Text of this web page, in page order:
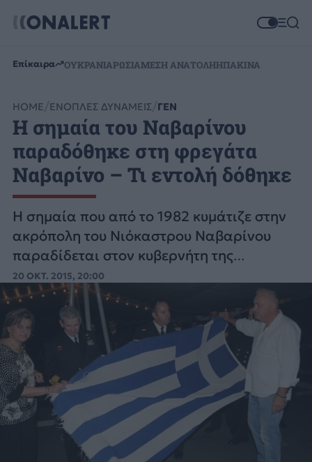
Επίκαιρα ΟΥΚΡΑΝΙΑΡΩΣΙΑΜΕΣΗ ΑΝΑΤΟΛΗΗΠΑΚΙΝΑ
HOME ΕΝΟΠΛΕΣ ΔΥΝΑΜΕΙΣ ΓΕΝ
Η σημαία του Ναβαρίνου
παραδόθηκε στη φρεγάτα
Ναβαρίνο – Τι εντολή δόθηκε
Η σημαία που από το 1982 κυμάτιζε στην
ακρόπολη του Νιόκαστρου Ναβαρίνου
παραδίδεται στον κυβερνήτη της
φρεγάτας που φέρει το όνομα της
ιστορικής ναυμαχίας.
20 ΟΚΤ. 2015, 20:00